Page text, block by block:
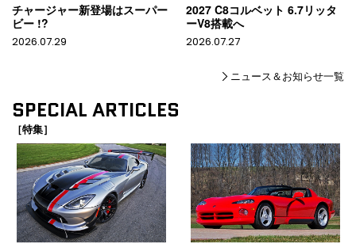
チャージャー新登場はスーパー
ビー !?
2026.07.29
2027 C8コルベット 6.7リッタ
ーV8搭載へ
2026.07.27
ニュース＆お知らせ一覧
SPECIAL ARTICLES
［特集］